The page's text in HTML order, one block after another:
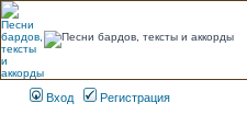
Вход Регистрация